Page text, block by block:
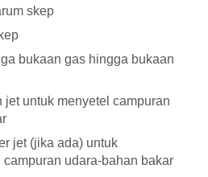
skep
bukaan gas hingga bukaan
jet untuk menyetel campuran
jet (jika ada) untuk
udara-bahan bakar